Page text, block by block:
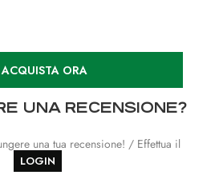
ACQUISTA ORA
UNA RECENSIONE?
una tua recensione! / Effettua il
LOGIN